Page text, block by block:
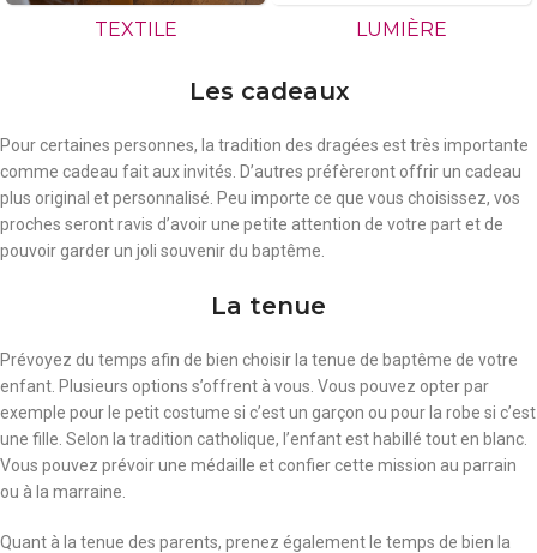
TEXTILE LUMIÈRE
Les cadeaux
Pour certaines personnes, la tradition des dragées est très importante
comme cadeau fait aux invités. D’autres préfèreront offrir un cadeau
plus original et personnalisé. Peu importe ce que vous choisissez, vos
proches seront ravis d’avoir une petite attention de votre part et de
pouvoir garder un joli souvenir du baptême.
La tenue
Prévoyez du temps afin de bien choisir la tenue de baptême de votre
enfant. Plusieurs options s’offrent à vous. Vous pouvez opter par
exemple pour le petit costume si c’est un garçon ou pour la robe si c’est
une fille. Selon la tradition catholique, l’enfant est habillé tout en blanc.
Vous pouvez prévoir une médaille et confier cette mission au parrain
ou à la marraine.
Quant à la tenue des parents, prenez également le temps de bien la